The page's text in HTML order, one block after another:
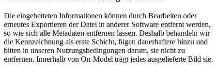
Die eingebetteten Informationen können durch Bearbeiten oder
erneutes Exportieren der Datei in anderer Software entfernt werden,
so wie sich alle Metadaten entfernen lassen. Deshalb behandeln wir
die Kennzeichnung als erste Schicht, fügen dauerhaftere hinzu und
bitten in unseren Nutzungsbedingungen darum, sie nicht zu
entfernen. Innerhalb von On-Model trägt jedes ausgelieferte Bild sie.